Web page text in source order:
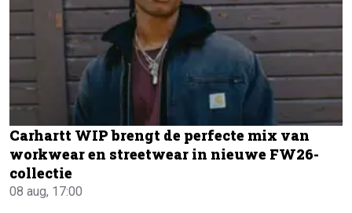
Carhartt WIP brengt de perfecte mix van
workwear en streetwear in nieuwe FW26-
collectie
08 aug, 17:00